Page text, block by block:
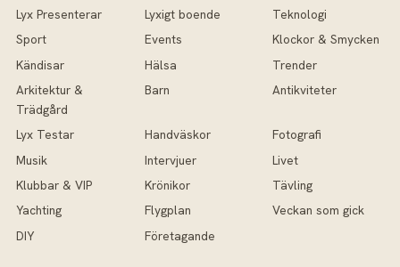
Lyx Presenterar
Lyxigt boende
Teknologi
Sport
Events
Klockor & Smycken
Kändisar
Hälsa
Trender
Arkitektur &
Trädgård
Barn Antikviteter
Lyx Testar Handväskor
Fotografi
Musik
Intervjuer
Livet
Klubbar & VIP
Krönikor
Tävling
Yachting
Flygplan
Veckan som gick
DIY
Företagande